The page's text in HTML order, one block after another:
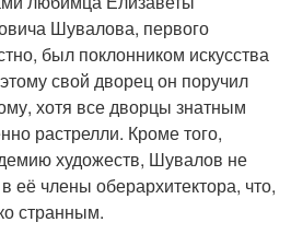
Шувалова, первого
был поклонником искусства
свой дворец он поручил
хотя все дворцы знатным
растрелли. Кроме того,
художеств, Шувалов не
её члены оберархитектора, что,
странным.